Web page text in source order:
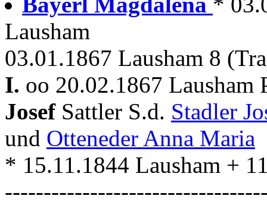
Lausham
03.01.1867 Lausham 8
I. oo 20.02.1867
Josef Sattler S.d. Stadler
und Otteneder Anna Maria
* 15.11.1844 Lausham +